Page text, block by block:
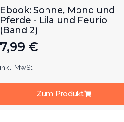
Ebook: Sonne, Mond und
Pferde - Lila und Feurio
(Band 2)
7,99 €
inkl. MwSt.
Zum Produkt